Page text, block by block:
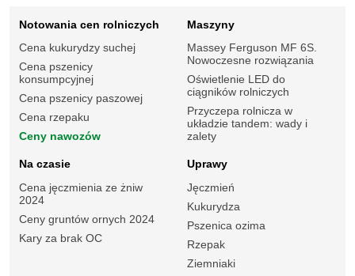
Notowania cen rolniczych
Cena kukurydzy suchej
Cena pszenicy
konsumpcyjnej
Cena pszenicy paszowej
Cena rzepaku
Ceny nawozów
Maszyny
Massey Ferguson MF 6S.
Nowoczesne rozwiązania
Oświetlenie LED do
ciągników rolniczych
Przyczepa rolnicza w
układzie tandem: wady i
zalety
Na czasie
Cena jęczmienia ze żniw
2024
Ceny gruntów ornych 2024
Kary za brak OC
Uprawy
Jęczmień
Kukurydza
Pszenica ozima
Rzepak
Ziemniaki